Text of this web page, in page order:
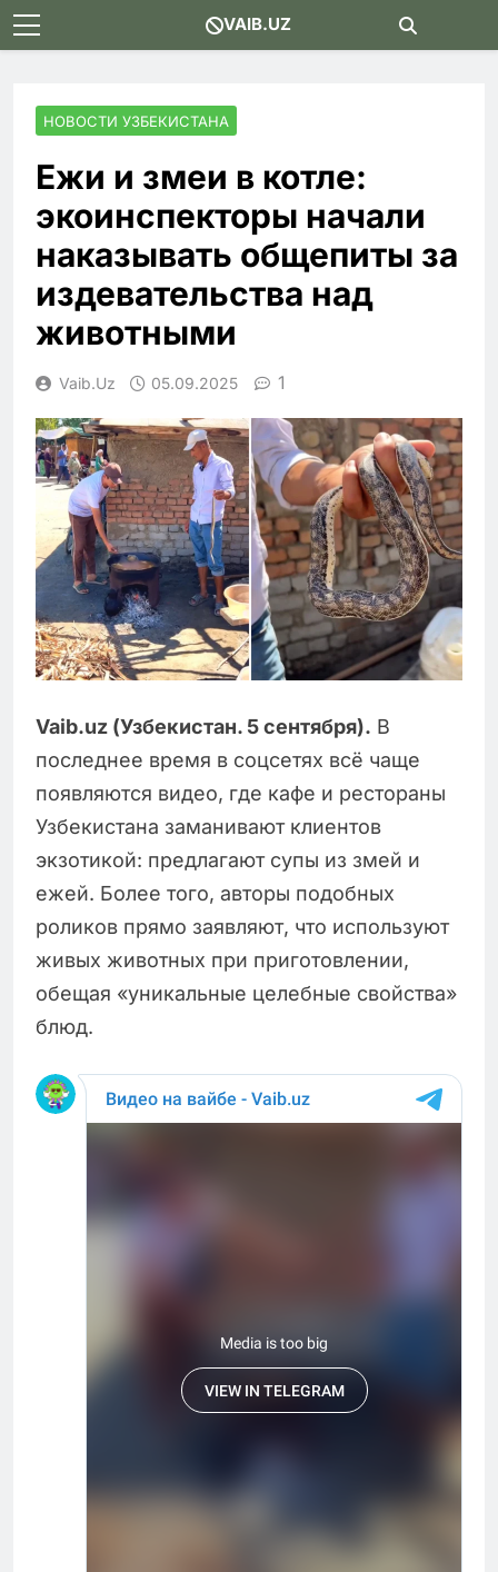
Skip
to
VAIB.UZ
НОВОСТИ УЗБЕКИСТАНА
Ежи и змеи в котле:
экоинспекторы начали
наказывать общепиты за
издевательства над
животными
Vaib.uz 05.09.2025 1
Vaib.uz (Узбекистан. 5 сентября). В
последнее время в соцсетях всё чаще
появляются видео, где кафе и рестораны
Узбекистана заманивают клиентов
экзотикой: предлагают супы из змей и
ежей. Более того, авторы подобных
роликов прямо заявляют, что используют
живых животных при приготовлении,
обещая «уникальные целебные свойства»
блюд.